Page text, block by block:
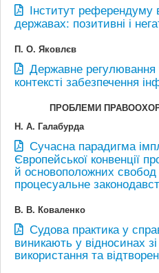
Інститут референдуму
державах: позитивні і
П. О. Яковлєв
Державне
контексті забезпечення
ПРОБЛЕМИ
Н. А. Галабурда
Сучасна парадигма
Європейської конвенції
й основоположних свобод
процесуальне
В. В. Коваленко
Судова практика у
виникають у відносинах
використання та